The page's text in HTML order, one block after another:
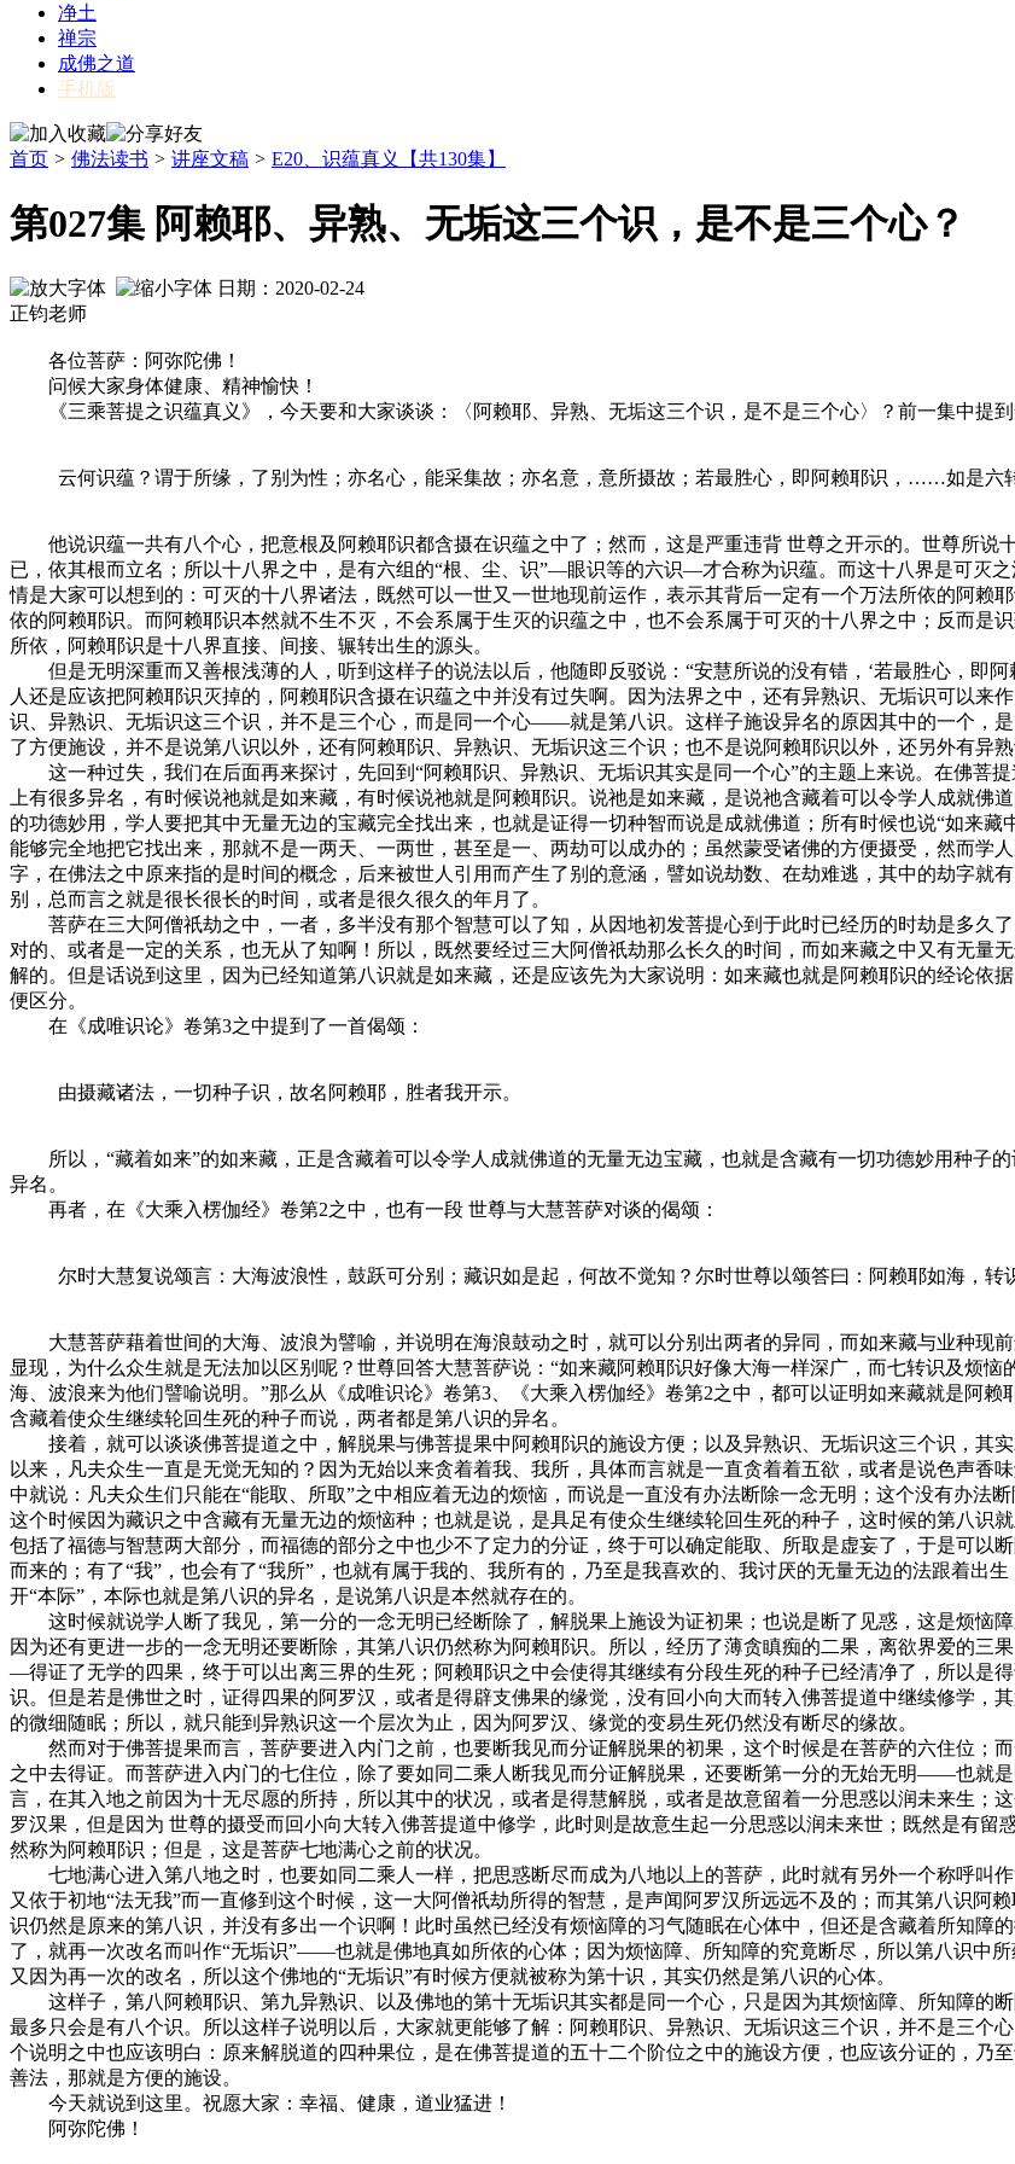
净土
禅宗
成佛之道
手机版
首页 > 佛法读书 > 讲座文稿 > E20、识蕴真义【共130集】
第027集 阿赖耶、异熟、无垢这三个识，是不是三个心？
日期：2020-02-24
正钧老师
各位菩萨：阿弥陀佛！
问候大家身体健康、精神愉快！
《三乘菩提之识蕴真义》，今天要和大家谈谈：〈阿赖耶、异熟、无垢这三个识，是不是三个心〉？前一集中提到
云何识蕴？谓于所缘，了别为性；亦名心，能采集故；亦名意，意所摄故；若最胜心，即阿赖耶识，……如是六
他说识蕴一共有八个心，把意根及阿赖耶识都含摄在识蕴之中了；然而，这是严重违背 世尊之开示的。世尊所说
已，依其根而立名；所以十八界之中，是有六组的“根、尘、识”—眼识等的六识—才合称为识蕴。而这十八界是可灭
情是大家可以想到的：可灭的十八界诸法，既然可以一世又一世地现前运作，表示其背后一定有一个万法所依的阿赖
依的阿赖耶识。而阿赖耶识本然就不生不灭，不会系属于生灭的识蕴之中，也不会系属于可灭的十八界之中；反而是
所依，阿赖耶识是十八界直接、间接、辗转出生的源头。
但是无明深重而又善根浅薄的人，听到这样子的说法以后，他随即反驳说：“安慧所说的没有错，‘若最胜心，即
人还是应该把阿赖耶识灭掉的，阿赖耶识含摄在识蕴之中并没有过失啊。因为法界之中，还有异熟识、无垢识可以来
识、异熟识、无垢识这三个识，并不是三个心，而是同一个心——就是第八识。这样子施设异名的原因其中的一个，
了方便施设，并不是说第八识以外，还有阿赖耶识、异熟识、无垢识这三个识；也不是说阿赖耶识以外，还另外有异熟
这一种过失，我们在后面再来探讨，先回到“阿赖耶识、异熟识、无垢识其实是同一个心”的主题上来说。在佛菩
上有很多异名，有时候说祂就是如来藏，有时候说祂就是阿赖耶识。说祂是如来藏，是说祂含藏着可以令学人成就
的功德妙用，学人要把其中无量无边的宝藏完全找出来，也就是证得一切种智而说是成就佛道；所有时候也说“如来
能够完全地把它找出来，那就不是一两天、一两世，甚至是一、两劫可以成办的；虽然蒙受诸佛的方便摄受，然而学
字，在佛法之中原来指的是时间的概念，后来被世人引用而产生了别的意涵，譬如说劫数、在劫难逃，其中的劫字就
别，总而言之就是很长很长的时间，或者是很久很久的年月了。
菩萨在三大阿僧祇劫之中，一者，多半没有那个智慧可以了知，从因地初发菩提心到于此时已经历的时劫是多久
对的、或者是一定的关系，也无从了知啊！所以，既然要经过三大阿僧祇劫那么长久的时间，而如来藏之中又有无量
解的。但是话说到这里，因为已经知道第八识就是如来藏，还是应该先为大家说明：如来藏也就是阿赖耶识的经论依
便区分。
在《成唯识论》卷第3之中提到了一首偈颂：
由摄藏诸法，一切种子识，故名阿赖耶，胜者我开示。
所以，“藏着如来”的如来藏，正是含藏着可以令学人成就佛道的无量无边宝藏，也就是含藏有一切功德妙用种子
异名。
再者，在《大乘入楞伽经》卷第2之中，也有一段 世尊与大慧菩萨对谈的偈颂：
尔时大慧复说颂言：大海波浪性，鼓跃可分别；藏识如是起，何故不觉知？尔时世尊以颂答曰：阿赖耶如海，转
大慧菩萨藉着世间的大海、波浪为譬喻，并说明在海浪鼓动之时，就可以分别出两者的异同，而如来藏与业种现
显现，为什么众生就是无法加以区别呢？世尊回答大慧菩萨说：“如来藏阿赖耶识好像大海一样深广，而七转识及烦
海、波浪来为他们譬喻说明。”那么从《成唯识论》卷第3、《大乘入楞伽经》卷第2之中，都可以证明如来藏就是阿
含藏着使众生继续轮回生死的种子而说，两者都是第八识的异名。
接着，就可以谈谈佛菩提道之中，解脱果与佛菩提果中阿赖耶识的施设方便；以及异熟识、无垢识这三个识，其
以来，凡夫众生一直是无觉无知的？因为无始以来贪着着我、我所，具体而言就是一直贪着着五欲，或者是说色声香
中就说：凡夫众生们只能在“能取、所取”之中相应着无边的烦恼，而说是一直没有办法断除一念无明；这个没有办法
这个时候因为藏识之中含藏有无量无边的烦恼种；也就是说，是具足有使众生继续轮回生死的种子，这时候的第八识
包括了福德与智慧两大部分，而福德的部分之中也少不了定力的分证，终于可以确定能取、所取是虚妄了，于是可以
而来的；有了“我”，也会有了“我所”，也就有属于我的、我所有的，乃至是我喜欢的、我讨厌的无量无边的法跟着出
开“本际”，本际也就是第八识的异名，是说第八识是本然就存在的。
这时候就说学人断了我见，第一分的一念无明已经断除了，解脱果上施设为证初果；也说是断了见惑，这是烦恼
因为还有更进一步的一念无明还要断除，其第八识仍然称为阿赖耶识。所以，经历了薄贪瞋痴的二果，离欲界爱的
—得证了无学的四果，终于可以出离三界的生死；阿赖耶识之中会使得其继续有分段生死的种子已经清净了，所以是
识。但是若是佛世之时，证得四果的阿罗汉，或者是得辟支佛果的缘觉，没有回小向大而转入佛菩提道中继续修学，
的微细随眠；所以，就只能到异熟识这一个层次为止，因为阿罗汉、缘觉的变易生死仍然没有断尽的缘故。
然而对于佛菩提果而言，菩萨要进入内门之前，也要断我见而分证解脱果的初果，这个时候是在菩萨的六住位；
之中去得证。而菩萨进入内门的七住位，除了要如同二乘人断我见而分证解脱果，还要断第一分的无始无明——也就
言，在其入地之前因为十无尽愿的所持，所以其中的状况，或者是得慧解脱，或者是故意留着一分思惑以润未来生；
罗汉果，但是因为 世尊的摄受而回小向大转入佛菩提道中修学，此时则是故意生起一分思惑以润未来世；既然是有
然称为阿赖耶识；但是，这是菩萨七地满心之前的状况。
七地满心进入第八地之时，也要如同二乘人一样，把思惑断尽而成为八地以上的菩萨，此时就有另外一个称呼叫作
又依于初地“法无我”而一直修到这个时候，这一大阿僧祇劫所得的智慧，是声闻阿罗汉所远远不及的；而其第八识阿
识仍然是原来的第八识，并没有多出一个识啊！此时虽然已经没有烦恼障的习气随眠在心体中，但还是含藏着所知障
了，就再一次改名而叫作“无垢识”——也就是佛地真如所依的心体；因为烦恼障、所知障的究竟断尽，所以第八识中
又因为再一次的改名，所以这个佛地的“无垢识”有时候方便就被称为第十识，其实仍然是第八识的心体。
这样子，第八阿赖耶识、第九异熟识、以及佛地的第十无垢识其实都是同一个心，只是因为其烦恼障、所知障的
最多只会是有八个识。所以这样子说明以后，大家就更能够了解：阿赖耶识、异熟识、无垢识这三个识，并不是三个
个说明之中也应该明白：原来解脱道的四种果位，是在佛菩提道的五十二个阶位之中的施设方便，也应该分证的，乃
善法，那就是方便的施设。
今天就说到这里。祝愿大家：幸福、健康，道业猛进！
阿弥陀佛！